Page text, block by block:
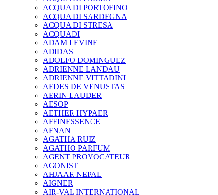
ACQUA DI PORTOFINO
ACQUA DI SARDEGNA
ACQUA DI STRESA
ACQUADI
ADAM LEVINE
ADIDAS
ADOLFO DOMINGUEZ
ADRIENNE LANDAU
ADRIENNE VITTADINI
AEDES DE VENUSTAS
AERIN LAUDER
AESOP
AETHER HYPAER
AFFINESSENCE
AFNAN
AGATHA RUIZ
AGATHO PARFUM
AGENT PROVOCATEUR
AGONIST
AHJAAR NEPAL
AIGNER
AIR-VAL INTERNATIONAL